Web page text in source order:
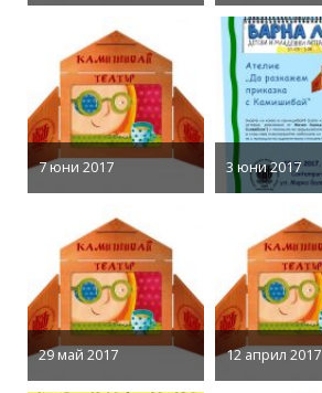
7 юни 2017 3 юни 2017
29 май 2017 12 април 2017